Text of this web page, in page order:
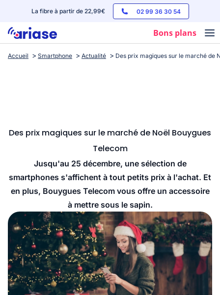
La fibre à partir de 22,99€ 02 99 36 30 54
Bons plans
Box internet
Streaming
Accueil Smartphone Actualité Des prix magiques sur le marché de
Des prix magiques sur le marché de Noël Bouygues
Telecom
Jusqu'au 25 décembre, une sélection de
smartphones s'affichent à tout petits prix à l'achat. Et
en plus, Bouygues Telecom vous offre un accessoire
à mettre sous le sapin.